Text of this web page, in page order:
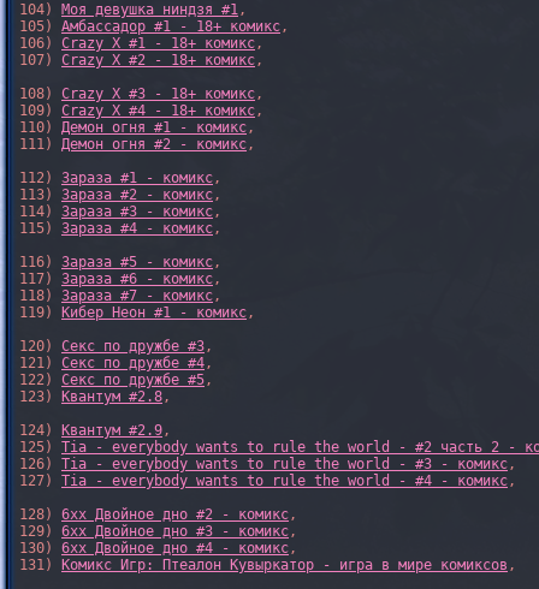
104) Моя девушка ниндзя #1,
105) Амбассадор #1 - 18+ комикс,
106) Crazy X #1 - 18+ комикс,
107) Crazy X #2 - 18+ комикс,
108) Crazy X #3 - 18+ комикс,
109) Crazy X #4 - 18+ комикс,
110) Демон огня #1 - комикс,
111) Демон огня #2 - комикс,
112) Зараза #1 - комикс,
113) Зараза #2 - комикс,
114) Зараза #3 - комикс,
115) Зараза #4 - комикс,
116) Зараза #5 - комикс,
117) Зараза #6 - комикс,
118) Зараза #7 - комикс,
119)
Кибер Неон #1 - комикс,
120) Секс по дружбе #3,
121) Секс по дружбе #4,
122) Секс по дружбе #5,
123)
Квантум #2.8,
124)
Квантум #2.9,
125) Tia - everybody wants to rule the world - #2 часть 2 -
126) Tia - everybody wants to rule the world - #3 - комикс,
127) Tia - everybody wants to rule the world - #4 - комикс,
128) 6xx Двойное дно #2 - комикс,
129) 6xx Двойное дно #3 - комикс,
130) 6xx Двойное дно #4 - комикс,
131)
Комикс Игр: Птеалон Кувыркатор - игра в мире комиксов ,